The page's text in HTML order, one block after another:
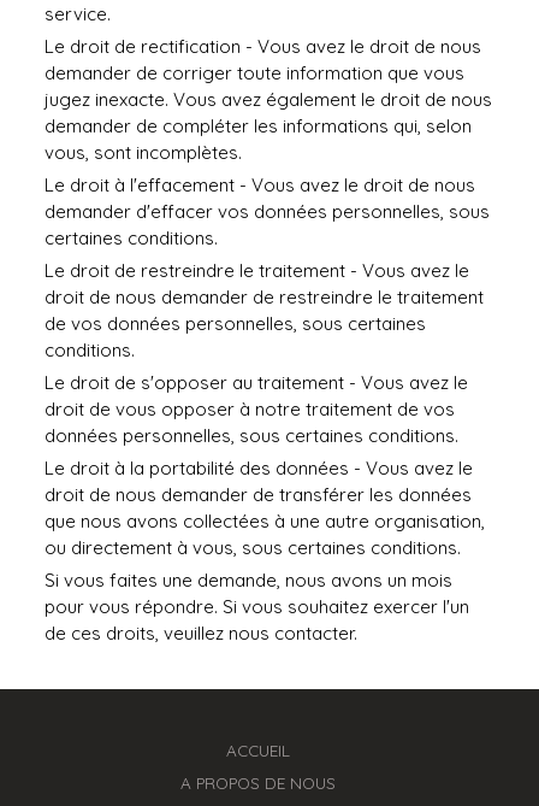
service.
Le droit de rectification - Vous avez le droit de nous
demander de corriger toute information que vous
jugez inexacte. Vous avez également le droit de nous
demander de compléter les informations qui, selon
vous, sont incomplètes.
Le droit à l'effacement - Vous avez le droit de nous
demander d'effacer vos données personnelles, sous
certaines conditions.
Le droit de restreindre le traitement - Vous avez le
droit de nous demander de restreindre le traitement
de vos données personnelles, sous certaines
conditions.
Le droit de s'opposer au traitement - Vous avez le
droit de vous opposer à notre traitement de vos
données personnelles, sous certaines conditions.
Le droit à la portabilité des données - Vous avez le
droit de nous demander de transférer les données
que nous avons collectées à une autre organisation,
ou directement à vous, sous certaines conditions.
Si vous faites une demande, nous avons un mois
pour vous répondre. Si vous souhaitez exercer l'un
de ces droits, veuillez nous contacter.
ACCUEIL
A PROPOS DE NOUS